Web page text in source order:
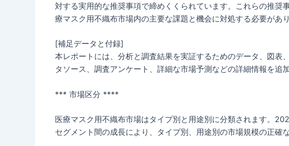
対する実用的な推奨事項で締めくくられています。これらの推奨
療マスク用不織布市場内の主要な課題と機会に対処する必要があり
[補足データと付録]
本レポートには、分析と調査結果を実証するためのデータ、図表
タソース、調査アンケート、詳細な市場予測などの詳細情報を追
*** 市場区分 ****
医療マスク用不織布市場はタイプ別と用途別に分類されます。
セグメント間の成長により、タイプ別、用途別の市場規模の正確